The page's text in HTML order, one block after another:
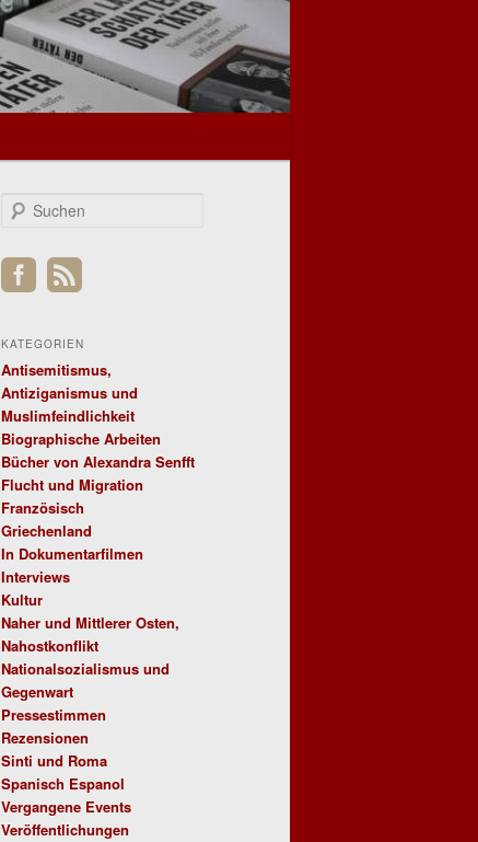
h
e
KATEGORIEN
Antisemitismus,
Antiziganismus und
Muslimfeindlichkeit
Biographische Arbeiten
Bücher von Alexandra Senfft
Flucht und Migration
Französisch
Griechenland
In Dokumentarfilmen
Interviews
Kultur
Naher und Mittlerer Osten,
Nahostkonflikt
Nationalsozialismus und
Gegenwart
Pressestimmen
Rezensionen
Sinti und Roma
Spanisch Espanol
Vergangene Events
Veröffentlichungen